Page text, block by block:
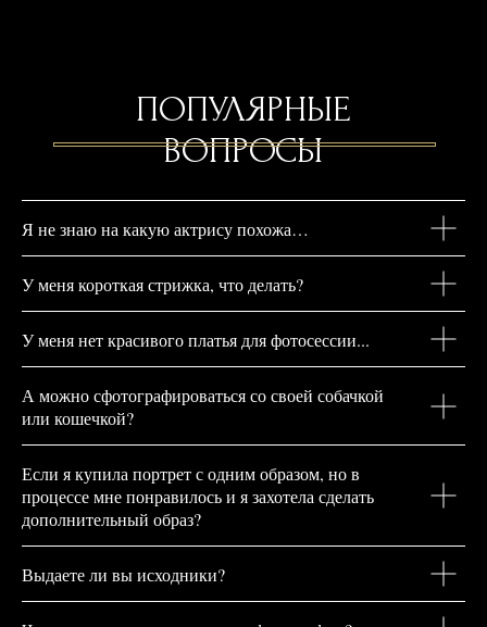
Я не знаю на какую актрису похожа…
У меня короткая стрижка, что делать?
У меня нет красивого платья для фотосессии...
А можно сфотографироваться со своей собачкой
или кошечкой?
Если я купила портрет с одним образом, но в
процессе мне понравилось и я захотела сделать
дополнительный образ?
Выдаете ли вы исходники?